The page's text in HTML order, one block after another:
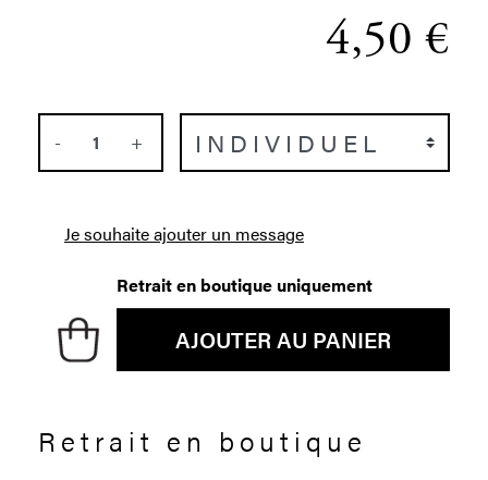
4,50 €
- +
Je souhaite ajouter un message
Retrait en boutique uniquement
AJOUTER AU PANIER
Retrait en boutique